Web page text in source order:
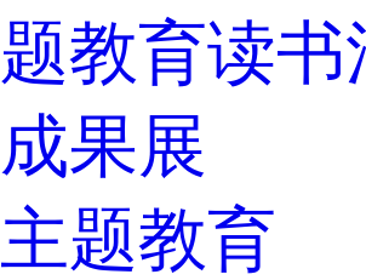
题教育读书
成果展
主题教育